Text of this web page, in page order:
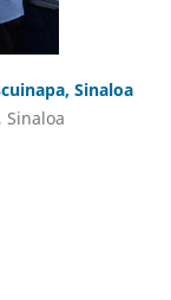
Sinaloa